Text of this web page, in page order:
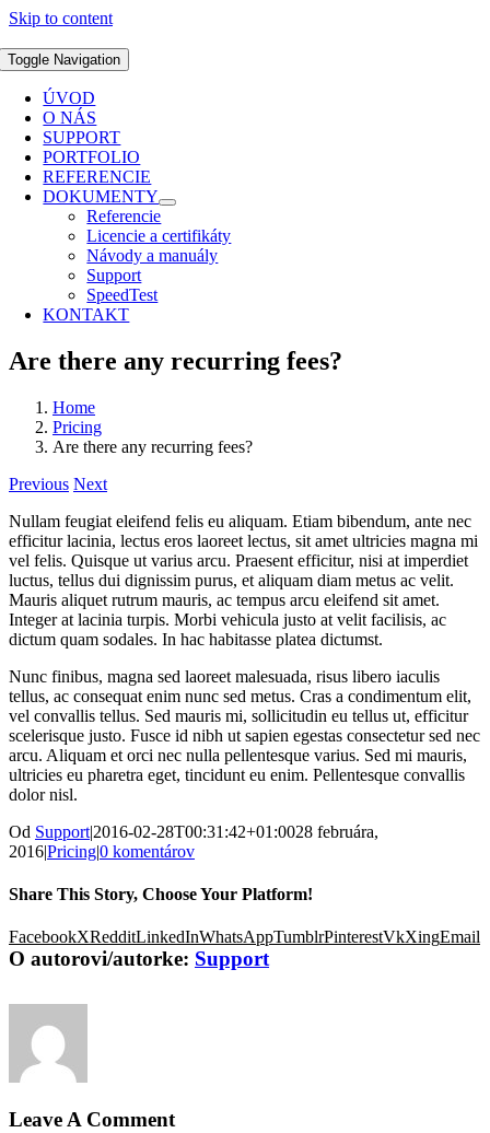
Skip to content
Toggle Navigation
ÚVOD
O NÁS
SUPPORT
PORTFOLIO
REFERENCIE
DOKUMENTY
Referencie
Licencie a certifikáty
Návody a manuály
Support
SpeedTest
KONTAKT
Are there any recurring fees?
Home
Pricing
Are there any recurring fees?
Previous Next
Nullam feugiat eleifend felis eu aliquam. Etiam bibendum, ante nec
efficitur lacinia, lectus eros laoreet lectus, sit amet ultricies magna mi
vel felis. Quisque ut varius arcu. Praesent efficitur, nisi at imperdiet
luctus, tellus dui dignissim purus, et aliquam diam metus ac velit.
Mauris aliquet rutrum mauris, ac tempus arcu eleifend sit amet.
Integer at lacinia turpis. Morbi vehicula justo at velit facilisis, ac
dictum quam sodales. In hac habitasse platea dictumst.
Nunc finibus, magna sed laoreet malesuada, risus libero iaculis
tellus, ac consequat enim nunc sed metus. Cras a condimentum elit,
vel convallis tellus. Sed mauris mi, sollicitudin eu tellus ut, efficitur
scelerisque justo. Fusce id nibh ut sapien egestas consectetur sed nec
arcu. Aliquam et orci nec nulla pellentesque varius. Sed mi mauris,
ultricies eu pharetra eget, tincidunt eu enim. Pellentesque convallis
dolor nisl.
Od Support|2016-02-28T00:31:42+01:0028 februára,
2016|Pricing|0 komentárov
Share This Story, Choose Your Platform!
FacebookXRedditLinkedInWhatsAppTumblrPinterestVkXingEmail
O autorovi/autorke: Support
Leave A Comment